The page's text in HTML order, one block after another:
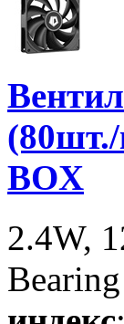
BOX
2.4W,
Bearing